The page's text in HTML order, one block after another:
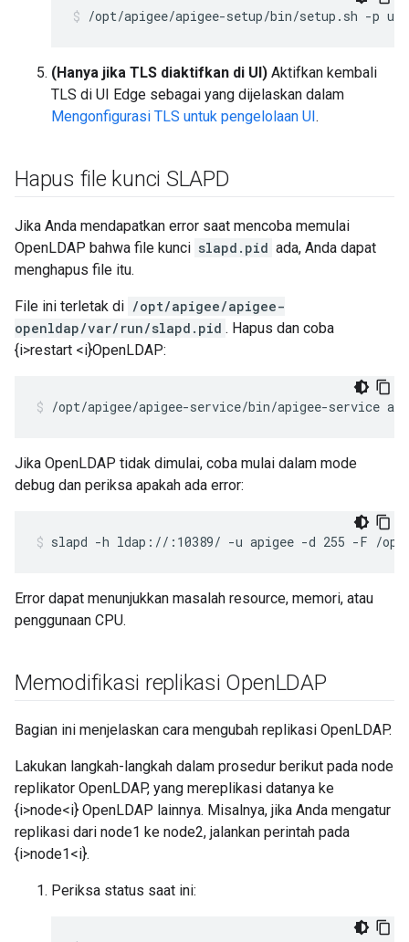
/opt/apigee/apigee-setup/bin/setup.sh -p
(Hanya jika TLS diaktifkan di UI) Aktifkan kembali
TLS di UI Edge sebagai yang dijelaskan dalam
Mengonfigurasi TLS untuk pengelolaan UI.
Hapus file kunci SLAPD
Jika Anda mendapatkan error saat mencoba memulai
OpenLDAP bahwa file kunci slapd.pid ada, Anda dapat
menghapus file itu.
File ini terletak di /opt/apigee/apigee-
openldap/var/run/slapd.pid . Hapus dan coba
{i>restart <i}OpenLDAP:
/opt/apigee/apigee-service/bin/apigee-service
Jika OpenLDAP tidak dimulai, coba mulai dalam mode
debug dan periksa apakah ada error:
slapd -h ldap://:10389/ -u apigee -d 255 -F /opt/
Error dapat menunjukkan masalah resource, memori, atau
penggunaan CPU.
Memodifikasi replikasi OpenLDAP
Bagian ini menjelaskan cara mengubah replikasi OpenLDAP.
Lakukan langkah-langkah dalam prosedur berikut pada node
replikator OpenLDAP, yang mereplikasi datanya ke
{i>node<i} OpenLDAP lainnya. Misalnya, jika Anda mengatur
replikasi dari node1 ke node2, jalankan perintah pada
{i>node1<i}.
Periksa status saat ini: